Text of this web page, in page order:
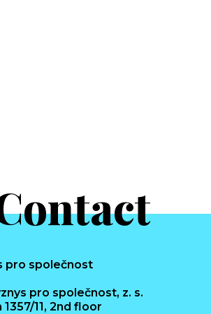
pro společnost, z. s.
11, 2nd floor